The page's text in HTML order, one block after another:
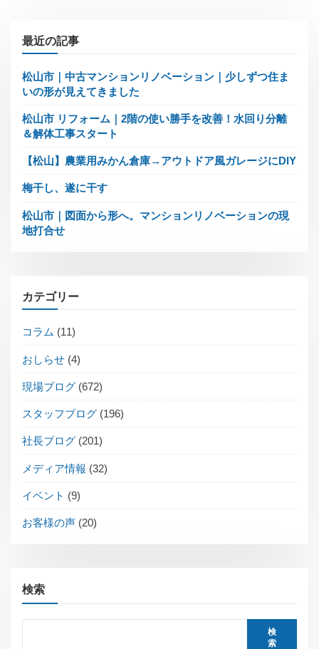
最近の記事
松山市｜中古マンションリノベーション｜少しずつ住ま
いの形が見えてきました
松山市 リフォーム｜2階の使い勝手を改善！水回り分離
＆解体工事スタート
【松山】農業用みかん倉庫→アウトドア風ガレージにDIY
梅干し、遂に干す
松山市｜図面から形へ。マンションリノベーションの現
地打合せ
カテゴリー
コラム (11)
おしらせ (4)
現場ブログ (672)
スタッフブログ (196)
社長ブログ (201)
メディア情報 (32)
イベント (9)
お客様の声 (20)
検索
検
索